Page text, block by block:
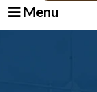
Menu